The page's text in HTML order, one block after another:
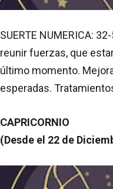
SUERTE NUMERICA:
reunir fuerzas, que
último momento.
esperadas.
CAPRICORNIO
(Desde el 22 de